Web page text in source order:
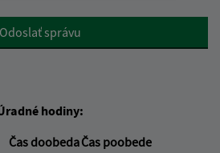
Odoslať správu
hodiny:
Čas doobedaČas poobede